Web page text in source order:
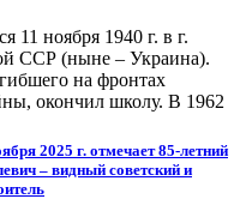
11 ноября 1940 г. в г.
ССР (ныне – Украина).
на фронтах
окончил школу. В 1962
2025 г. отмечает 85-летний
– видный советский и